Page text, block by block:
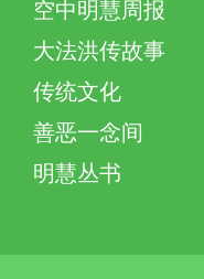
空中明慧周报
大法洪传故事
传统文化
善恶一念间
明慧丛书